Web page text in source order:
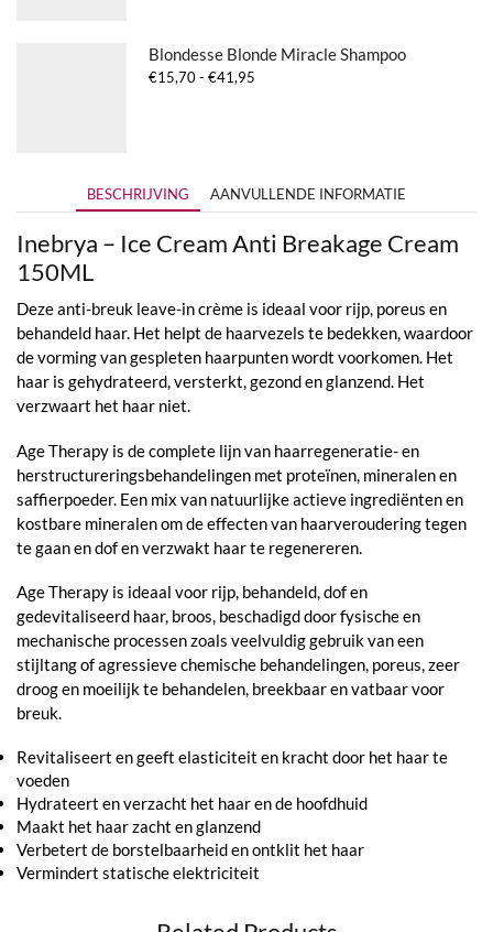
Blondesse Blonde Miracle Shampoo
€15,70- €41,95
BESCHRIJVING AANVULLENDE INFORMATIE
Inebrya – Ice Cream Anti Breakage Cream
150ML
Deze anti-breuk leave-in crème is ideaal voor rijp, poreus en
behandeld haar. Het helpt de haarvezels te bedekken, waardoor
de vorming van gespleten haarpunten wordt voorkomen. Het
haar is gehydrateerd, versterkt, gezond en glanzend. Het
verzwaart het haar niet.
Age Therapy is de complete lijn van haarregeneratie- en
herstructureringsbehandelingen met proteïnen, mineralen en
saffierpoeder. Een mix van natuurlijke actieve ingrediënten en
kostbare mineralen om de effecten van haarveroudering tegen
te gaan en dof en verzwakt haar te regenereren.
Age Therapy is ideaal voor rijp, behandeld, dof en
gedevitaliseerd haar, broos, beschadigd door fysische en
mechanische processen zoals veelvuldig gebruik van een
stijltang of agressieve chemische behandelingen, poreus, zeer
droog en moeilijk te behandelen, breekbaar en vatbaar voor
breuk.
Revitaliseert en geeft elasticiteit en kracht door het haar te
voeden
Hydrateert en verzacht het haar en de hoofdhuid
Maakt het haar zacht en glanzend
Verbetert de borstelbaarheid en ontklit het haar
Vermindert statische elektriciteit